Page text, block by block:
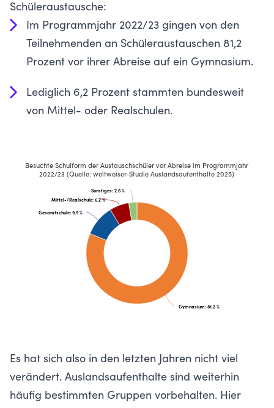
Schüleraustausche:
Im Programmjahr 2022/23 gingen von den
Teilnehmenden an Schüleraustauschen 81,2
Prozent vor ihrer Abreise auf ein Gymnasium.
Lediglich 6,2 Prozent stammten bundesweit
von Mittel- oder Realschulen.
Besuchte Schulform der Austauschschüler vor Abreise im Programmjahr
2022/23 (Quelle: weltweiser-Studie Auslandsaufenthalte 2025)
Gymnasium: 81.2 %
Gesamtschule: 9.9 %
Mittel-/Realschule: 6.2 %
Sonstiges: 2.6 %
Es hat sich also in den letzten Jahren nicht viel
verändert. Auslandsaufenthalte sind weiterhin
häufig bestimmten Gruppen vorbehalten. Hier